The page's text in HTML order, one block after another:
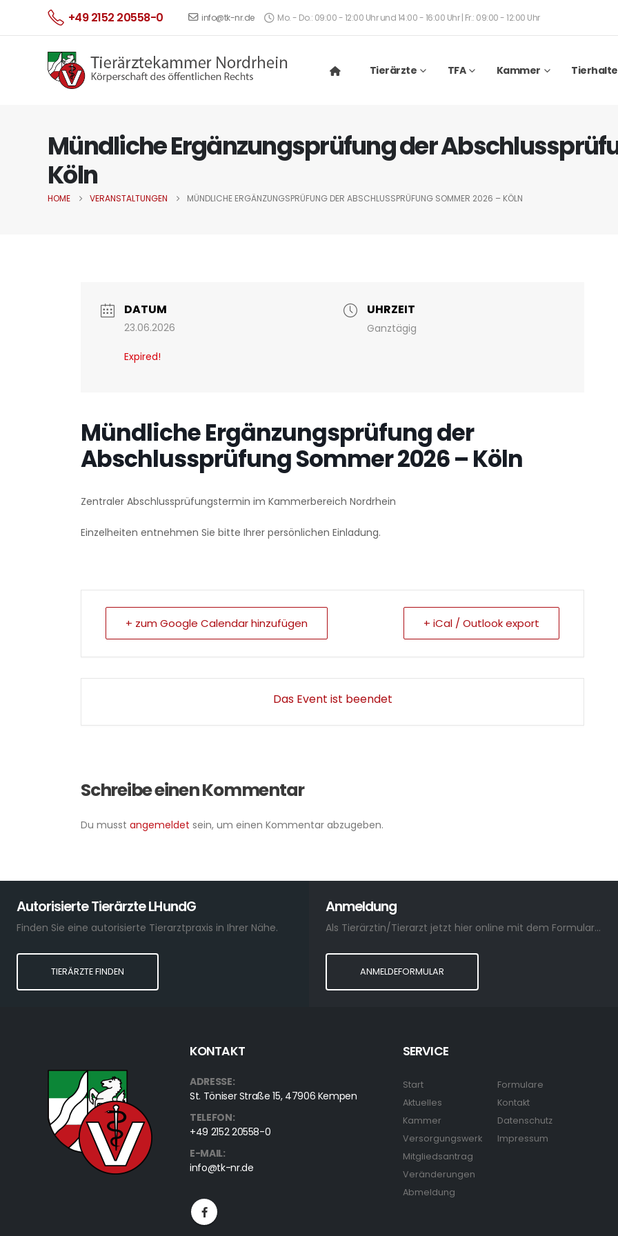
+49 2152 20558-0 info@tk-nr.de Mo. - Do.: 09:00 - 12:00 Uhr und 14:00 - 16:00 Uhr | Fr.: 09:00 - 12:00 Uhr
Tierärzte TFA Kammer
Mündliche Ergänzungsprüfung der
Köln
HOME VERANSTALTUNGEN MÜNDLICHE ERGÄNZUNGSPRÜFUNG DER ABSCHLUSSPRÜFUNG SOMMER 2026 – KÖLN
DATUM
23.06.2026
Expired!
UHRZEIT
Ganztägig
Mündliche Ergänzungsprüfung der
Abschlussprüfung Sommer 2026 – Köln
Zentraler Abschlussprüfungstermin im Kammerbereich Nordrhein
Einzelheiten entnehmen Sie bitte Ihrer persönlichen Einladung.
+ zum Google Calendar hinzufügen + iCal / Outlook export
Das Event ist beendet
Schreibe einen Kommentar
Du musst angemeldet sein, um einen Kommentar abzugeben.
Autorisierte Tierärzte LHundG
Finden Sie eine autorisierte Tierarztpraxis in Ihrer Nähe.
TIERÄRZTE FINDEN
Anmeldung
Als Tierärztin/Tierarzt jetzt hier online mit dem Formular anmelden.
ANMELDEFORMULAR
KONTAKT
ADRESSE:
St. Töniser Straße 15, 47906 Kempen
TELEFON:
+49 2152 20558-0
E-MAIL:
info@tk-nr.de
SERVICE
Start
Aktuelles
Kammer
Versorgungswerk
Mitgliedsantrag
Veränderungen
Abmeldung
Formulare
Kontakt
Datenschutz
Impressum